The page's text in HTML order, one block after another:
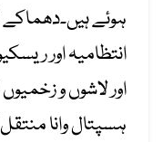
ہوئے ہیں۔دھماکے
انتظامیہ اور
اور لاشوں و زخمیوں
ہسپتال وانا